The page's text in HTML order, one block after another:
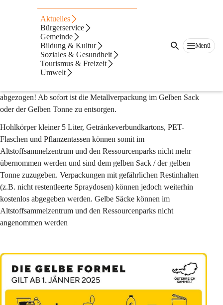
Aktuelles
Bürgerservice
Gemeinde
Bildung & Kultur
Soziales & Gesundheit
Tourismus & Freizeit
Umwelt
Menü
Leicht- und
Metallverpackungssam
mlung
Änderungen bei der Verpackungssammlung
abgezogen! Ab sofort ist die Metallverpackung im Gelben Sack
oder der Gelben Tonne zu entsorgen.
Hohlkörper kleiner 5 Liter, Getränkeverbundkartons, PET-
Flaschen und Pflanzentassen können somit im
Altstoffsammelzentrum und den Ressourcenparks nicht mehr
übernommen werden und sind dem gelben Sack / der gelben
Tonne zuzugeben. Verpackungen mit gefährlichen Restinhalten
(z.B. nicht restentleerte Spraydosen) können jedoch weiterhin
kostenlos abgegeben werden. Gelbe Säcke können im
Altstoffsammelzentrum und den Ressourcenparks nicht
angenommen werden